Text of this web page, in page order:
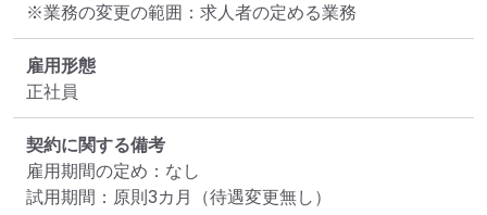
※業務の変更の範囲：求人者の定める業務
雇用形態
正社員
契約に関する備考
雇用期間の定め：なし
試用期間：原則3カ月（待遇変更無し）